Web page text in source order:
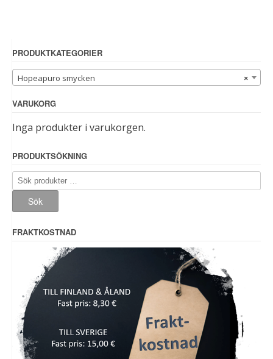
PRODUKTKATEGORIER
×
Hopeapuro smycken
VARUKORG
Inga produkter i varukorgen.
PRODUKTSÖKNING
Sök
efter:
Sök
FRAKTKOSTNAD